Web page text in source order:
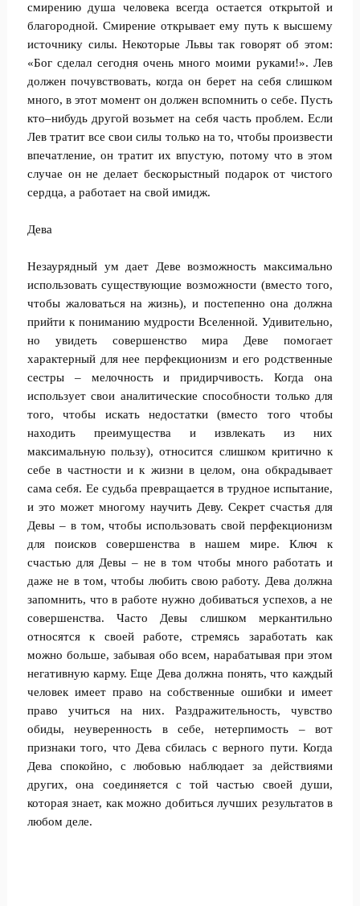
смирению душа человека всегда остается открытой и
благородной. Смирение открывает ему путь к высшему
источнику силы. Некоторые Львы так говорят об этом:
«Бог сделал сегодня очень много моими руками!». Лев
должен почувствовать, когда он берет на себя слишком
много, в этот момент он должен вспомнить о себе. Пусть
кто–нибудь другой возьмет на себя часть проблем. Если
Лев тратит все свои силы только на то, чтобы произвести
впечатление, он тратит их впустую, потому что в этом
случае он не делает бескорыстный подарок от чистого
сердца, а работает на свой имидж.
Дева
Незаурядный ум дает Деве возможность максимально
использовать существующие возможности (вместо того,
чтобы жаловаться на жизнь), и постепенно она должна
прийти к пониманию мудрости Вселенной. Удивительно,
но увидеть совершенство мира Деве помогает
характерный для нее перфекционизм и его родственные
сестры – мелочность и придирчивость. Когда она
использует свои аналитические способности только для
того, чтобы искать недостатки (вместо того чтобы
находить преимущества и извлекать из них
максимальную пользу), относится слишком критично к
себе в частности и к жизни в целом, она обкрадывает
сама себя. Ее судьба превращается в трудное испытание,
и это может многому научить Деву. Секрет счастья для
Девы – в том, чтобы использовать свой перфекционизм
для поисков совершенства в нашем мире. Ключ к
счастью для Девы – не в том чтобы много работать и
даже не в том, чтобы любить свою работу. Дева должна
запомнить, что в работе нужно добиваться успехов, а не
совершенства. Часто Девы слишком меркантильно
относятся к своей работе, стремясь заработать как
можно больше, забывая обо всем, нарабатывая при этом
негативную карму. Еще Дева должна понять, что каждый
человек имеет право на собственные ошибки и имеет
право учиться на них. Раздражительность, чувство
обиды, неуверенность в себе, нетерпимость – вот
признаки того, что Дева сбилась с верного пути. Когда
Дева спокойно, с любовью наблюдает за действиями
других, она соединяется с той частью своей души,
которая знает, как можно добиться лучших результатов в
любом деле.